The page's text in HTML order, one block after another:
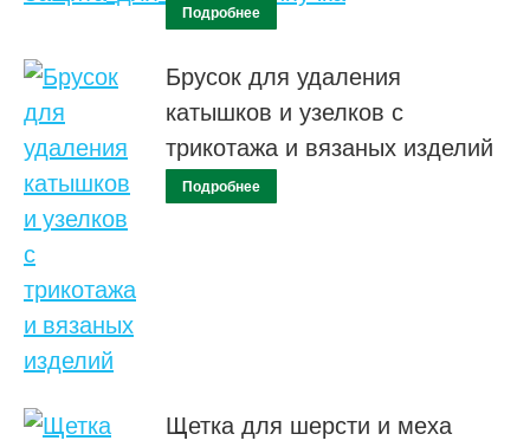
Подробнее
Брусок для удаления
катышков и узелков с
трикотажа и вязаных изделий
Подробнее
Щетка для шерсти и меха